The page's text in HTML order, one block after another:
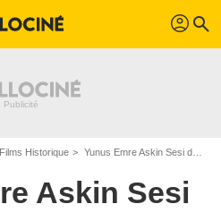
profil search
Films Historique Yunus Emre Askin Sesi de Kürşat Kızbaz
Askin Sesi